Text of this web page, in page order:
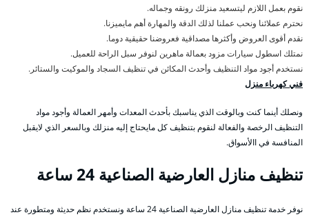
نقوم بعمل اللازم ليتسعيد منزلك رونقه وجماله.
نحترم عملائنا ونحب عملنا لذلك الدقة والمهارة أهم مايميزنا.
نقدم أقوى العروض وأكثرها مصداقية فعروضنا حقيقية دوما.
نمتلك اسطول سيارات مزود بعمالة ماهرين لنوفر سبل الراحة للعميل.
نستخدم أجود مواد التنظيف وأحدث المكائن في تنظيف السجاد والموكيت والستائر.
فني كهرباء منزل
ونصلك أينما كنت وبالوقت الذي يناسبك بأحدث المعدات وأمهر العمالة وأجود مواد
التنظيف الرخصة والفعالة لنقوم بتنظيف كل مايحتاج إليه منزلك وبالسعر الذي لايقبل
المنافسة في االأسواق.
تنظيف منازل العارضية الصناعية 24 ساعة
نوفر خدمة تنظيف منازل العارضية الصناعية 24 ساعة ونستخدم نظم حديثة ومتطورة عند